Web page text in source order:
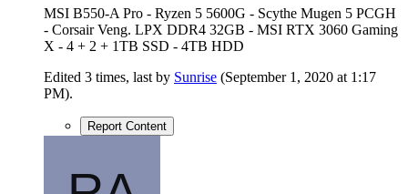
MSI B550-A Pro - Ryzen 5 5600G - Scythe Mugen 5 PCGH
- Corsair Veng. LPX DDR4 32GB - MSI RTX 3060 Gaming
X - 4 + 2 + 1TB SSD - 4TB HDD
Edited 3 times, last by Sunrise (September 1, 2020 at 1:17
PM).
Report Content